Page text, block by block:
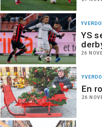
YS
26
En
26